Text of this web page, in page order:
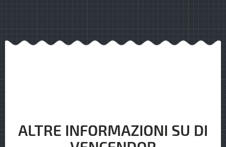
ALTRE INFORMAZIONI SU DI